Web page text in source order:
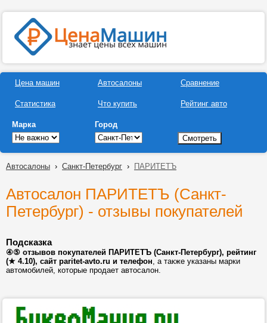
Цена машин
Статистика
Автосалоны
Что купить
Сравнение
Рейтинг авто
Марка Город
Автосалоны › Санкт-Петербург › ПАРИТЕТЪ
Автосалон ПАРИТЕТЪ (Санкт-
Петербург) - отзывы покупателей
Подсказка
④⑤ отзывов покупателей ПАРИТЕТЪ (Санкт-Петербург), рейтинг
(★ 4.10), сайт paritet-avto.ru и телефон, а также указаны марки
автомобилей, которые продает автосалон.